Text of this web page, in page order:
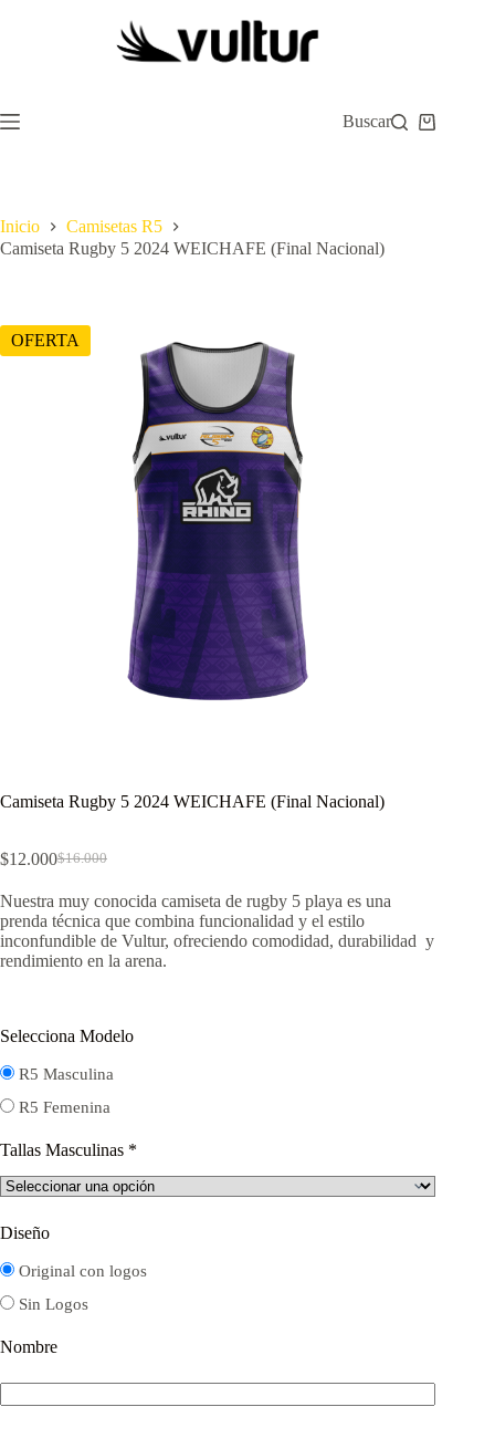
Buscar
Carro
Inicio
Camisetas R5
Camiseta Rugby 5 2024 WEICHAFE (Final Nacional)
OFERTA
Camiseta Rugby 5 2024 WEICHAFE (Final Nacional)
$16.000
El
original
era:
$16.000.
$12.000El
actual
es:
$12.000.
Nuestra muy conocida camiseta de rugby 5 playa es una
prenda técnica que combina funcionalidad y el estilo
inconfundible de Vultur, ofreciendo comodidad, durabilidad y
rendimiento en la arena.
Selecciona Modelo
R5 Masculina
R5 Femenina
Tallas Masculinas *
Diseño
Original con logos
Sin Logos
Nombre